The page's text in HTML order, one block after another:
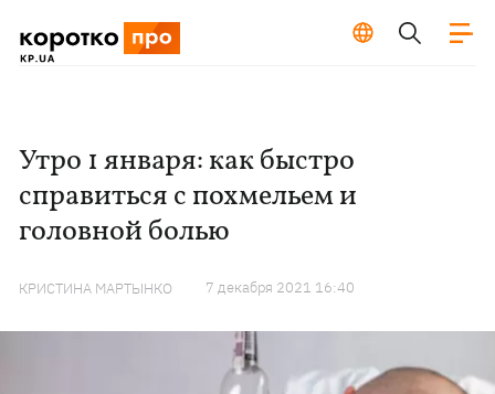
Утро 1 января: как быстро
справиться с похмельем и
головной болью
КРИСТИНА МАРТЫНКО 7 декабря 2021 16:40